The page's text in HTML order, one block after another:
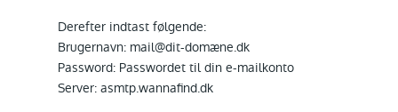
Derefter indtast følgende:
Brugernavn: mail@dit-domæne.dk
Password: Passwordet til din e-mailkonto
Server: asmtp.wannafind.dk